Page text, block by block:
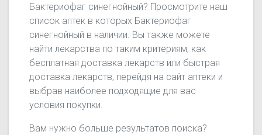
Бактериофаг синегнойный? Просмотрите наш
список аптек в которых Бактериофаг
синегнойный в наличии. Вы также можете
найти лекарства по таким критериям, как
бесплатная доставка лекарств или быстрая
доставка лекарств, перейдя на сайт аптеки и
выбрав наиболее подходящие для вас
условия покупки.
Вам нужно больше результатов поиска?